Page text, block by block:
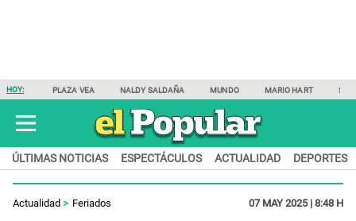
HOY: PLAZA VEA NALDY SALDAÑA MUNDO MARIO HART
ÚLTIMAS NOTICIAS ESPECTÁCULOS ACTUALIDAD DEPORTES
Actualidad Feriados 07 MAY 2025 | 8:48 H